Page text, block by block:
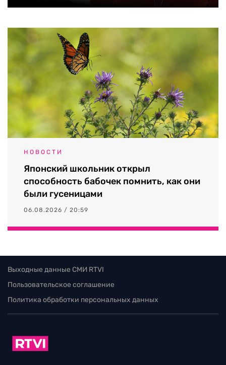
НОВОСТИ
Японский школьник открыл
способность бабочек помнить, как они
были гусеницами
06.08.2026 / 20:59
Выходные данные СМИ RTVI
Пользовательское соглашение
Политика обработки персональных данных